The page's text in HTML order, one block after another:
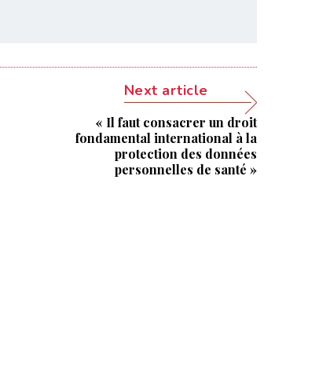
Next article
« Il faut consacrer un droit
fondamental international à la
protection des données
personnelles de santé »